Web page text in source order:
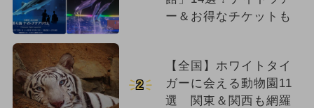
ー＆お得なチケットも
2
【全国】ホワイトタイ
ガーに会える動物園11
選 関東＆関西も網羅